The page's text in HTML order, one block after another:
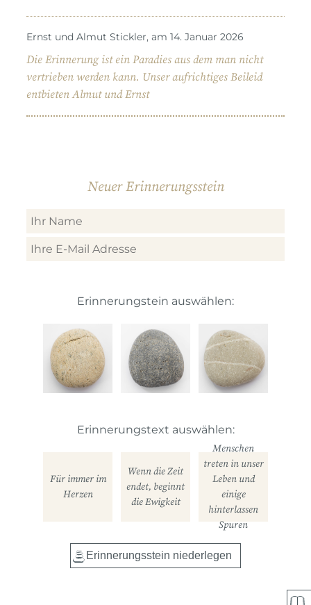
Ernst und Almut Stickler, am 14. Januar 2026
Die Erinnerung ist ein Paradies aus dem man nicht
vertrieben werden kann. Unser aufrichtiges Beileid
entbieten Almut und Ernst
Neuer Erinnerungsstein
Erinnerungstein auswählen:
Erinnerungstext auswählen:
Für immer im
Herzen
Wenn die Zeit
endet, beginnt
die Ewigkeit
Menschen
treten in unser
Leben und
einige
hinterlassen
Spuren